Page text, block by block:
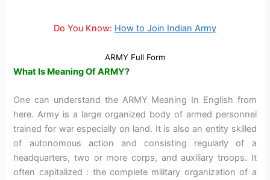
Do You Know: How to Join Indian Army
ARMY Full Form
What Is Meaning Of ARMY?
One can understand the ARMY Meaning In English from
here. Army is a large organized body of armed personnel
trained for war especially on land. It is also an entity skilled
of autonomous action and consisting regularly of a
headquarters, two or more corps, and auxiliary troops. It
often capitalized : the complete military organization of a